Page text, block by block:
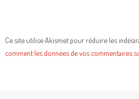
Ce site utilise Akismet pour réduire les
comment les données de vos commentaires